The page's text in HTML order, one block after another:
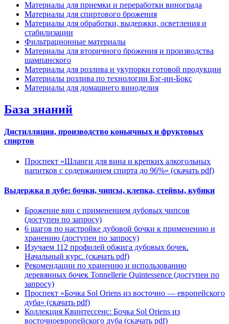
Материалы для приемки и переработки винограда
Материалы для спиртового брожения
Материалы для обработки, выдержки, осветления и
стабилизации
Фильтрационные материалы
Материалы для вторичного брожения и производства
шампанского
Материалы для розлива и укупорки готовой продукции
Материалы розлива по технологии Бэг-ин-Бокс
Материалы для домашнего виноделия
База знаний
Дистилляция, производство коньячных и фруктовых
спиртов
Проспект «Шланги для вина и крепких алкогольных
напитков с содержанием спирта до 96%» (cкачать pdf)
Выдержка в дубе: бочки, чипсы, клепка, стейвы, кубики
Брожение вин с применением дубовых чипсов
(доступен по запросу)
6 шагов по настройке дубовой бочки к применению и
хранению (доступен по запросу)
Изучаем 112 профилей обжига дубовых бочек.
Начальный курс. (cкачать pdf)
Рекомендации по хранению и использованию
деревянных бочек Tonnellerie Quintessence (доступен по
запросу)
Проспект «Бочка Sol Oriens из восточно — европейского
дуба» (cкачать pdf)
Коллекция Квинтессенс: Бочка Sol Oriens из
восточноевропейского дуба (cкачать pdf)